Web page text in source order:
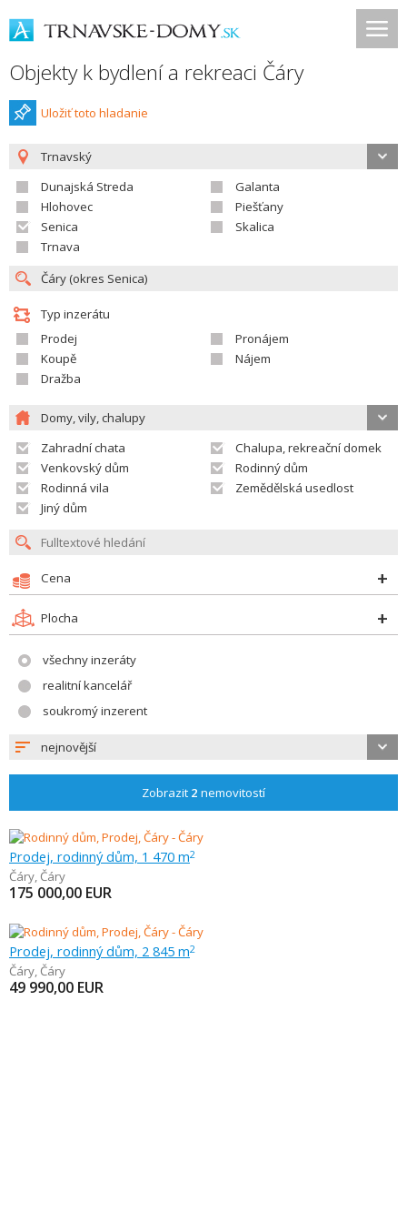
Objekty k bydlení a rekreaci Čáry
Uložiť toto hladanie
Trnavský
Dunajská Streda
Galanta
Hlohovec
Piešťany
Senica
Skalica
Trnava
Typ inzerátu
Prodej
Pronájem
Koupě
Nájem
Dražba
Domy, vily, chalupy
Zahradní chata
Chalupa, rekreační domek
Venkovský dům
Rodinný dům
Rodinná vila
Zemědělská usedlost
Jiný dům
Cena
Plocha
všechny inzeráty
realitní kancelář
soukromý inzerent
nejnovější
Zobrazit 2 nemovitostí
Prodej, rodinný dům, 1 470 m2
Čáry, Čáry
175 000,00 EUR
Prodej, rodinný dům, 2 845 m2
Čáry, Čáry
49 990,00 EUR